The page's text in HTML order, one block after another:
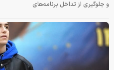
و جلوگیری از تداخل برنامه‌های